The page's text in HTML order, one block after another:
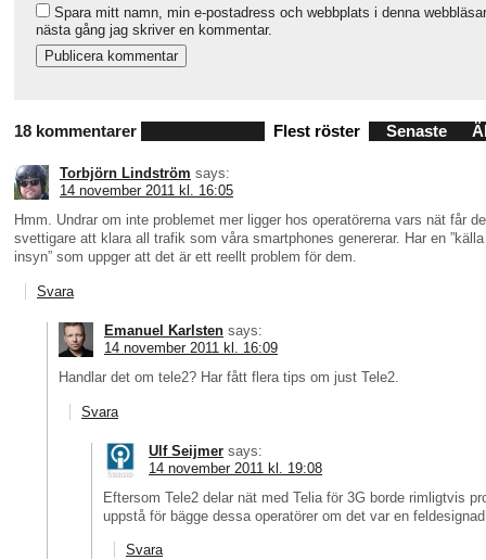
Spara mitt namn, min e-postadress och webbplats i denna
nästa gång jag skriver en kommentar.
18 kommentarer Flest röster Senaste
Torbjörn Lindström says:
14 november 2011 kl. 16:05
Hmm. Undrar om inte problemet mer ligger hos operatörerna vars nät får
svettigare att klara all trafik som våra smartphones genererar. Har en
insyn” som uppger att det är ett reellt problem för dem.
Svara
Emanuel Karlsten says:
14 november 2011 kl. 16:09
Handlar det om tele2? Har fått flera tips om just Tele2.
Svara
Ulf Seijmer says:
14 november 2011 kl. 19:08
Eftersom Tele2 delar nät med Telia för 3G borde rimligtvis
uppstå för bägge dessa operatörer om det var en
Svara